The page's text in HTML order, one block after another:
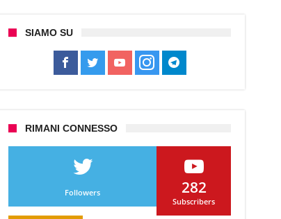
SIAMO SU
RIMANI CONNESSO
Followers 282
Subscribers